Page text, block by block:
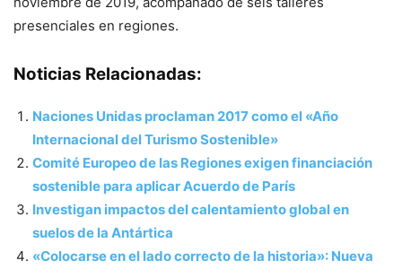
presenciales en regiones.
Noticias Relacionadas:
Naciones Unidas proclaman 2017 como el «Año
Internacional del Turismo Sostenible»
Comité Europeo de las Regiones exigen financiación
sostenible para aplicar Acuerdo de París
Investigan impactos del calentamiento global en
suelos de la Antártica
«Colocarse en el lado correcto de la historia»: Nueva